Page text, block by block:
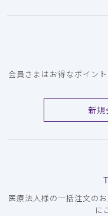
会員さまはお得なポイン
新規
医療法人様の一括注文の
に